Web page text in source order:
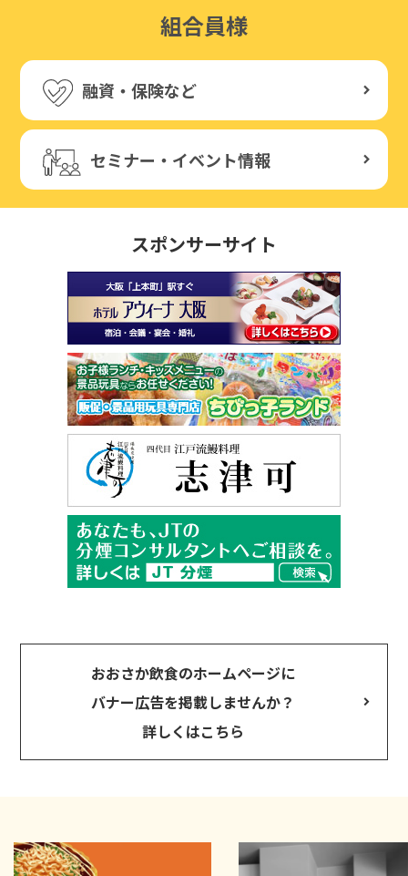
組合員様
融資・保険など
セミナー・イベント情報
スポンサーサイト
おおさか飲食のホームページに
バナー広告を掲載しませんか？
詳しくはこちら